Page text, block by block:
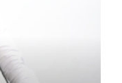
श्रीमान्लाई छ महिना